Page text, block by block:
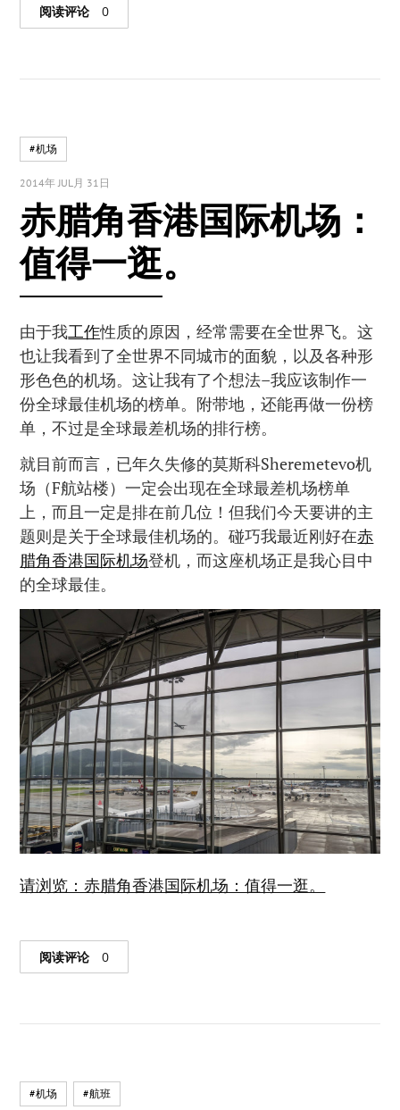
阅读评论 0
#机场
2014年 JUL月 31日
赤腊角香港国际机场：
值得一逛。
由于我工作性质的原因，经常需要在全世界飞。这
也让我看到了全世界不同城市的面貌，以及各种形
形色色的机场。这让我有了个想法–我应该制作一
份全球最佳机场的榜单。附带地，还能再做一份榜
单，不过是全球最差机场的排行榜。
就目前而言，已年久失修的莫斯科Sheremetevo机
场（F航站楼）一定会出现在全球最差机场榜单
上，而且一定是排在前几位！但我们今天要讲的主
题则是关于全球最佳机场的。碰巧我最近刚好在赤
腊角香港国际机场登机，而这座机场正是我心目中
的全球最佳。
请浏览：赤腊角香港国际机场：值得一逛。
阅读评论 0
#机场 #航班